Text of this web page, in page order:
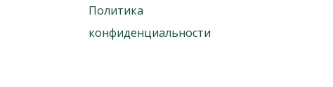
Политика
конфиденциальности